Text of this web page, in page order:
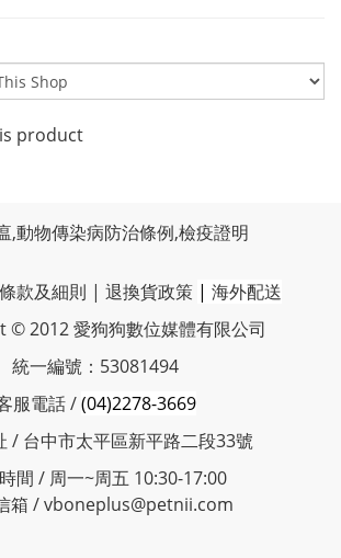
product
條款及細則 | 退換貨政策 | 海外配送
© 2012 愛狗狗數位媒體有限公司
統一編號：53081494
服電話 /(04)2278-3669
/ 台中市太平區新平路二段33號
間 / 周一~周五 10:30-17:00
箱 / vboneplus@petnii.com